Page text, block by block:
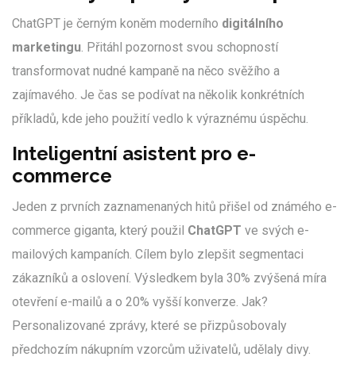
ChatGPT je černým koněm moderního digitálního
marketingu. Přitáhl pozornost svou schopností
transformovat nudné kampaně na něco svěžího a
zajímavého. Je čas se podívat na několik konkrétních
příkladů, kde jeho použití vedlo k výraznému úspěchu.
Inteligentní asistent pro e-
commerce
Jeden z prvních zaznamenaných hitů přišel od známého e-
commerce giganta, který použil ChatGPT ve svých e-
mailových kampaních. Cílem bylo zlepšit segmentaci
zákazníků a oslovení. Výsledkem byla 30% zvýšená míra
otevření e-mailů a o 20% vyšší konverze. Jak?
Personalizované zprávy, které se přizpůsobovaly
předchozím nákupním vzorcům uživatelů, udělaly divy.